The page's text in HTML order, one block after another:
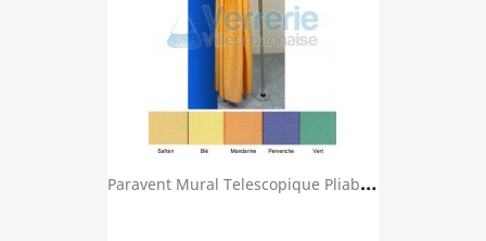
P
Aravent Mural Telescopique Pliable Avec Toile ...